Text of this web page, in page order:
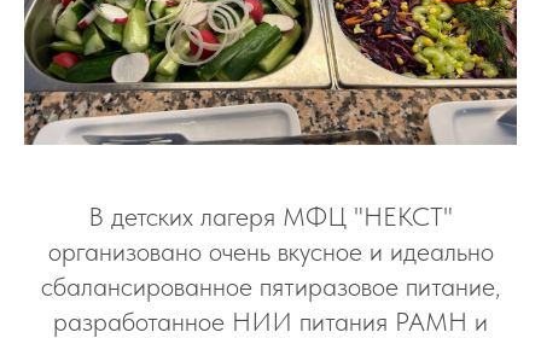
В детских лагеря МФЦ "НЕКСТ"
организовано очень вкусное и идеально
сбалансированное пятиразовое питание,
разработанное НИИ питания РАМН и